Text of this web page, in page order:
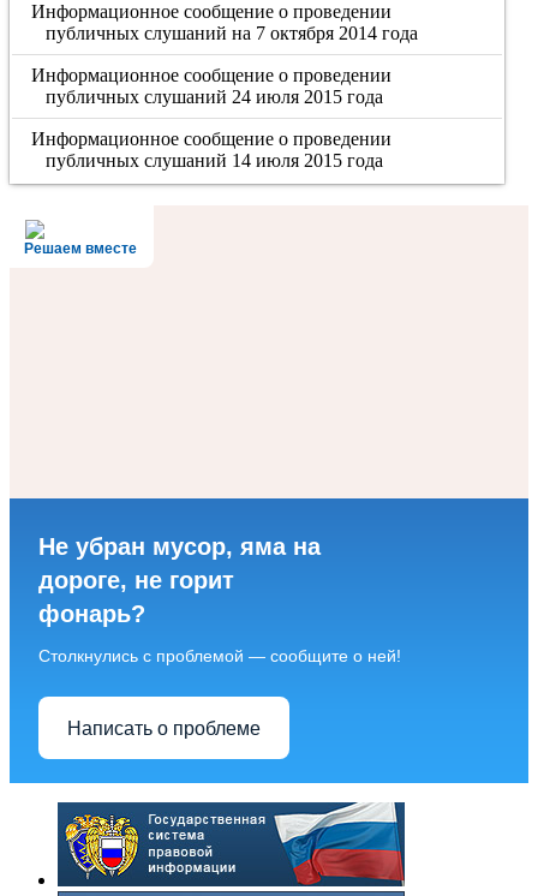
Информационное сообщение о проведении
публичных слушаний на 7 октября 2014 года
Информационное сообщение о проведении
публичных слушаний 24 июля 2015 года
Информационное сообщение о проведении
публичных слушаний 14 июля 2015 года
Решаем вместе
Не убран мусор, яма на
дороге, не горит
фонарь?
Столкнулись с проблемой — сообщите о ней!
Написать о проблеме